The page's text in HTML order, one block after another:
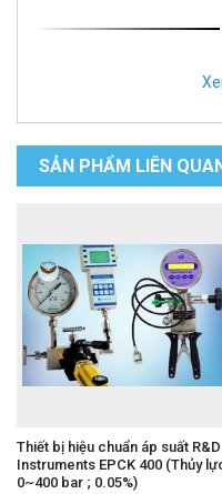
SẢN PHẨM LIÊN
Thiết bị hiệu chuẩn áp suất R&D
Instruments EPCK 400 (Thủy
0~400 bar ; 0.05%)